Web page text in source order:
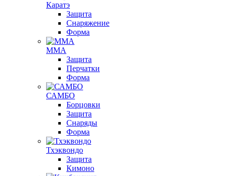
Каратэ
Защита
Снаряжение
Форма
ММА
Защита
Перчатки
Форма
САМБО
Борцовки
Защита
Снаряды
Форма
Тхэквондо
Защита
Кимоно